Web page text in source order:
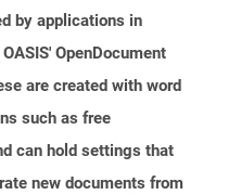
by applications in
OpenDocument
are created with word
such as free
can hold settings that
new documents from